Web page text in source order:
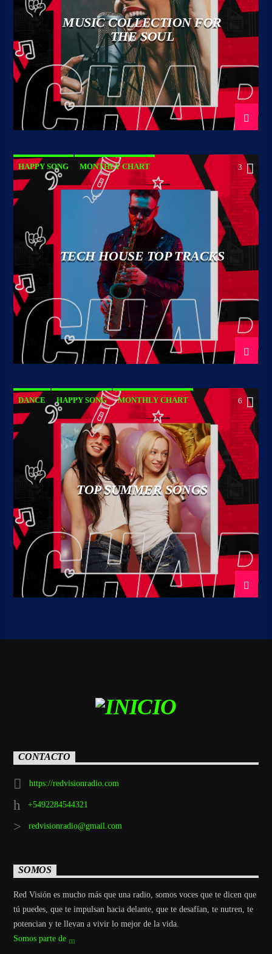
MUSIC COLLECTION FOR
THE SOUL
HAPPY SONG MONTHLY CHART
SUMMER CHART TECH HOUSE
3
TECH HOUSE TOP TRACKS
DANCE HAPPY SONG MONTHLY CHART
SUMMER CHART
6
TOP SUMMER SONGS
CONTACTO
https://redvisionradio.com
+5492284544321
redvisionradio@gmail.com
SOMOS
Red Visión es mucho más que una radio, somos voces que te dicen que
tú puedes, que te impulsan hacia delante, que te desafían, te nutren, te
potencian y te llevan a vivir lo mejor de la vida.
Somos parte de